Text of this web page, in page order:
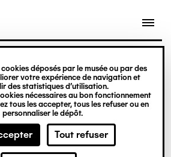
déposés par le musée ou par des
votre expérience de navigation et
des statistiques d’utilisation.
nécessaires au bon fonctionnement
tous les accepter, tous les refuser ou en
personnaliser le dépôt.
Tout refuser